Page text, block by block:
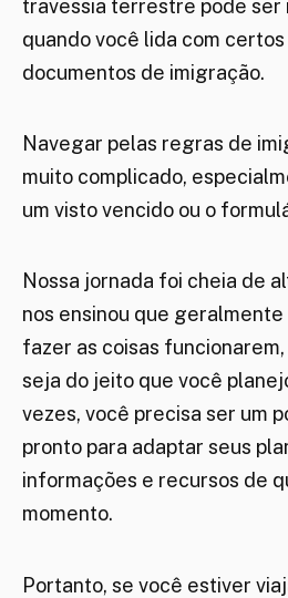
travessia terrestre pode ser
quando você lida com
documentos de imigração.
Navegar pelas regras de
muito complicado,
um visto vencido ou o
Nossa jornada foi cheia de
nos ensinou que geralmente
fazer as coisas
seja do jeito que você
vezes, você precisa ser um
pronto para adaptar seus
informações e recursos de
momento.
Portanto, se você estiver